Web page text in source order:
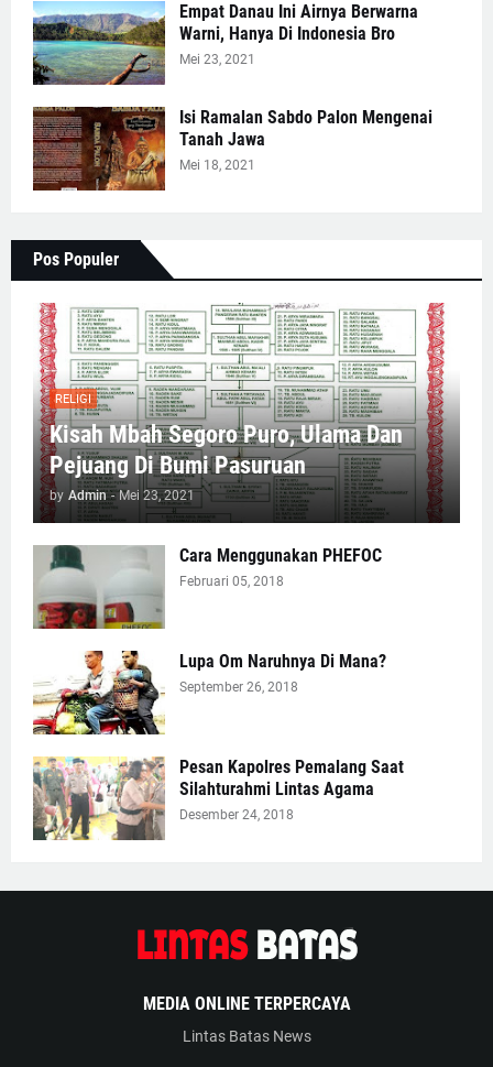
Empat Danau Ini Airnya Berwarna
Warni, Hanya Di Indonesia Bro
Mei 23, 2021
Isi Ramalan Sabdo Palon Mengenai
Tanah Jawa
Mei 18, 2021
Pos Populer
RELIGI
Kisah Mbah Segoro Puro, Ulama Dan
Pejuang Di Bumi Pasuruan
by Admin - Mei 23, 2021
Cara Menggunakan PHEFOC
Februari 05, 2018
Lupa Om Naruhnya Di Mana?
September 26, 2018
Pesan Kapolres Pemalang Saat
Silahturahmi Lintas Agama
Desember 24, 2018
MEDIA ONLINE TERPERCAYA
Lintas Batas News